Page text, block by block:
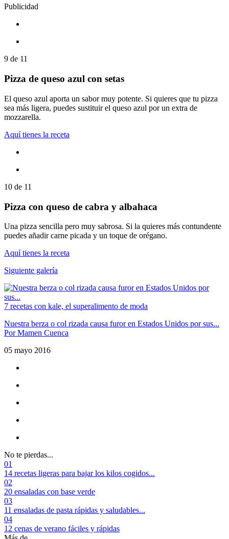
Publicidad
9 de 11
Pizza de queso azul con setas
El queso azul aporta un sabor muy potente. Si quieres que tu pizza
sea más ligera, puedes sustituir el queso azul por un extra de
mozzarella.
Aquí tienes la receta
10 de 11
Pizza con queso de cabra y albahaca
Una pizza sencilla pero muy sabrosa. Si la quieres más contundente
puedes añadir carne picada y un toque de orégano.
Aquí tienes la receta
Siguiente galería
7 recetas con kale, el superalimento de moda
Nuestra berza o col rizada causa furor en Estados Unidos por sus...
PorMamen Cuenca
05 mayo 2016
No te pierdas...
01
14 recetas ligeras para bajar los kilos cogidos...
02
20 ensaladas con base verde
03
11 ensaladas de pasta rápidas y saludables...
04
12 cenas de verano fáciles y rápidas